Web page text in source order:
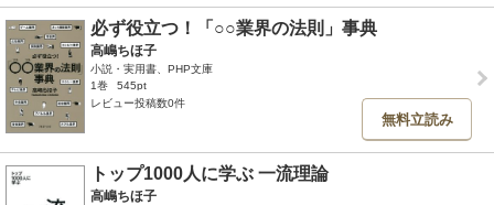
必ず役立つ！「○○業界の法則」事典
高嶋ちほ子
小説・実用書、PHP文庫
1巻
545pt
レビュー投稿数0件
無料立読み
トップ1000人に学ぶ 一流理論
高嶋ちほ子